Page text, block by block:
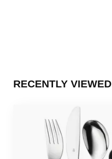
RECENTLY VIEWED